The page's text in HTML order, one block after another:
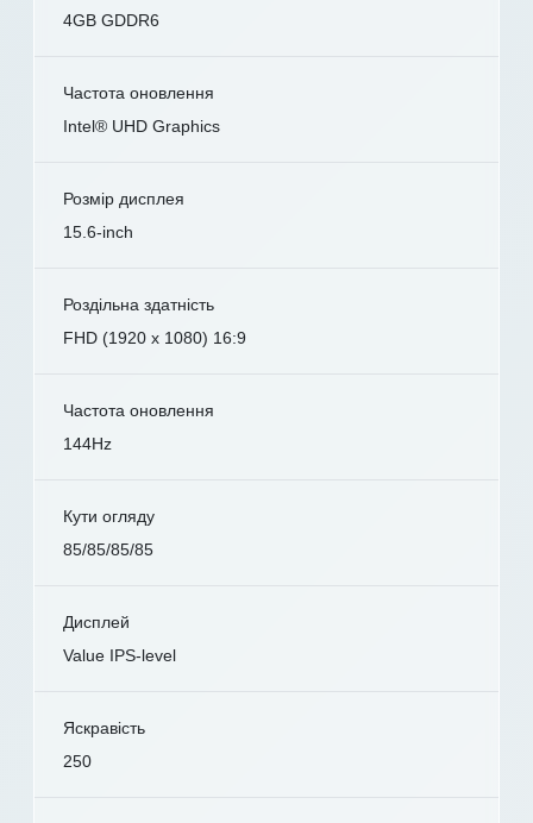
4GB GDDR6
Частота оновлення
Intel® UHD Graphics
Розмір дисплея
15.6-inch
Роздільна здатність
FHD (1920 x 1080) 16:9
Частота оновлення
144Hz
Кути огляду
85/85/85/85
Дисплей
Value IPS-level
Яскравість
250